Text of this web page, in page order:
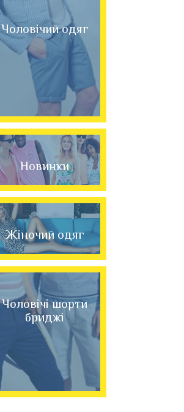
Чоловічий одяг
Новинки
Жіночий одяг
Чоловічі шорти
бриджі